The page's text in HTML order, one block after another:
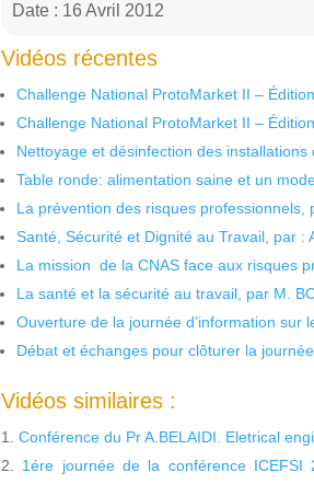
Date : 16 Avril 2012
Vidéos récentes
Challenge National ProtoMarket II –
Challenge National ProtoMarket II –
Nettoyage et désinfection des installations
Table ronde: alimentation saine et un
La prévention des risques professionnels,
Santé, Sécurité et Dignité au Travail, par :
La mission de la CNAS face aux risques
La santé et la sécurité au travail, par M.
Ouverture de la journée d’information sur
Débat et échanges pour clôturer la
Vidéos similaires :
Conférence du Pr A.BELAIDI. Eletrical
1ére journée de la conférence ICEFSI